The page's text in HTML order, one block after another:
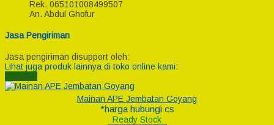
Rek. 065101008499507
An. Abdul Ghofur
Jasa Pengiriman
Jasa pengiriman disupport oleh:
Lihat juga produk lainnya di toko online kami:
Popular!
Mainan APE Jembatan Goyang
*harga hubungi cs
Ready Stock